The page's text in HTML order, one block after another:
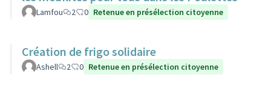
Lamfou 2 0 Retenue en présélection citoyenne
Création de frigo solidaire
Ashell 2 0 Retenue en présélection citoyenne